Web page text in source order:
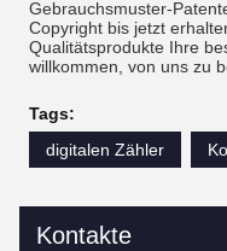
Gebrauchsmuster-
Copyright bis jetzt
Qualitätsprodukte Ihre
willkommen, von uns zu
Tags:
digitalen Zähler
Kontakte